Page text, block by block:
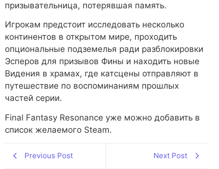
призывательница, потерявшая память.
Игрокам предстоит исследовать несколько
континентов в открытом мире, проходить
опциональные подземелья ради разблокировки
Эсперов для призывов Фины и находить новые
Видения в храмах, где катсцены отправляют в
путешествие по воспоминаниям прошлых
частей серии.
Final Fantasy Resonance уже можно добавить в
список желаемого Steam.
Previous Post Next Post